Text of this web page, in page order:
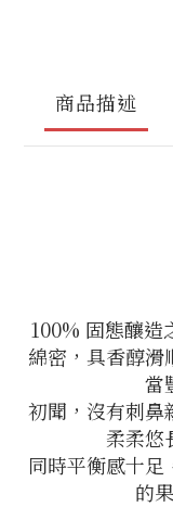
商品描述
100% 固態釀造
綿密，具香醇滑
當
初聞，沒有刺鼻
柔柔悠
同時平衡感十
的